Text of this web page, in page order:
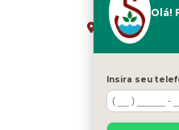
CRS 511 Sul,
Brasília - DF -
Olá!
Insira seu